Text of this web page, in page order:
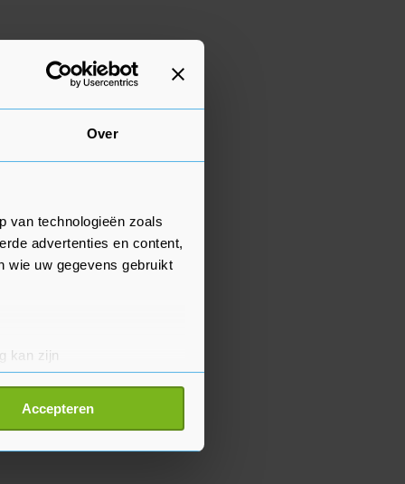
Over
van technologieën zoals
advertenties en content,
wie uw gegevens gebruikt
kan zijn
detailgedeelte
cookiepagina kun je
Accepteren